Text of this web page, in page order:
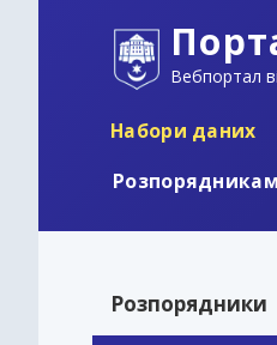
Вебпортал
Набори даних
Розпорядникам
Розпорядники